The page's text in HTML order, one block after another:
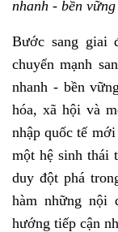
nhanh - bền
Bước sang giai
chuyển mạnh
nhanh - bền
hóa, xã hội và
nhập quốc tế
một hệ sinh thái
duy đột phá
hàm những nội
hướng tiếp cận